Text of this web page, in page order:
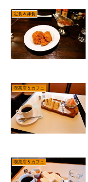
定食＆洋食
喫茶店＆カフェ
喫茶店＆カフェ